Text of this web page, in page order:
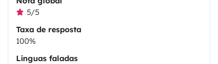
5/5
Taxa de resposta
100%
Línguas faladas